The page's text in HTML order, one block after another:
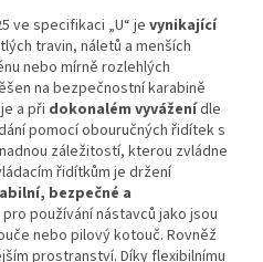
ve specifikaci „U“ je vynikající
travin, náletů a menších
nebo mírně rozlehlých
na bezpečnostní karabině
a při dokonalém vyváženídle
pomocí obouručných řidítek s
záležitostí, kterou zvládne
řidítkům je držení
bezpečné a
používání nástavců jako jsou
nebo pilový kotouč. Rovněž
prostranství. Díky flexibilnímu